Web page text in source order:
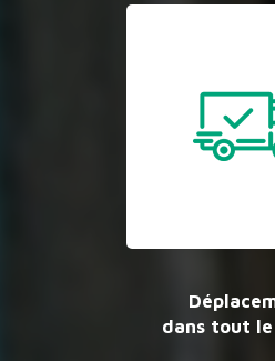
dans tout le